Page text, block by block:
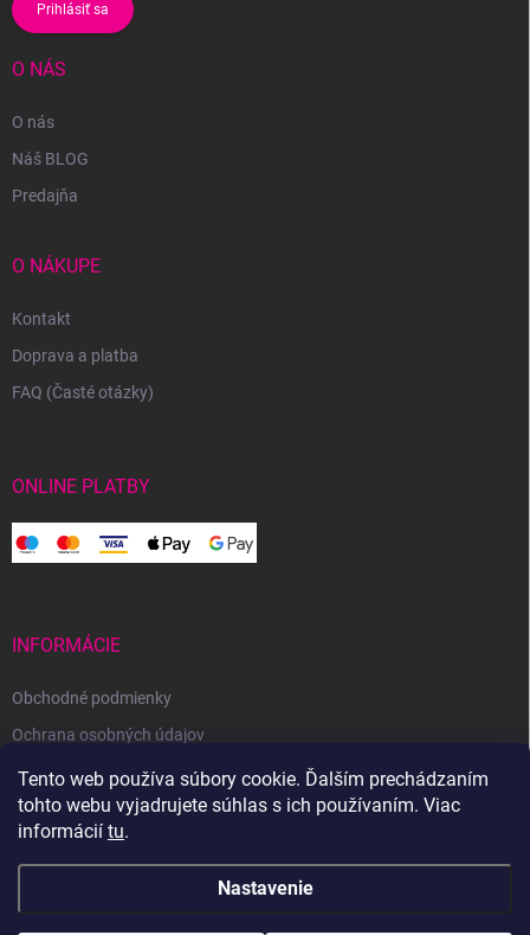
Tento web používa súbory cookie. Ďalším prechádzaním
tohto webu vyjadrujete súhlas s ich používaním. Viac
informácií tu.
Nastavenie
Prihlásiť sa
O NÁS
O nás
Náš BLOG
Predajňa
O NÁKUPE
Kontakt
Doprava a platba
FAQ (Časté otázky)
ONLINE PLATBY
INFORMÁCIE
Obchodné podmienky
Ochrana osobných údajov
Reklamačný poriadok
Odstúpenie od zmluvy